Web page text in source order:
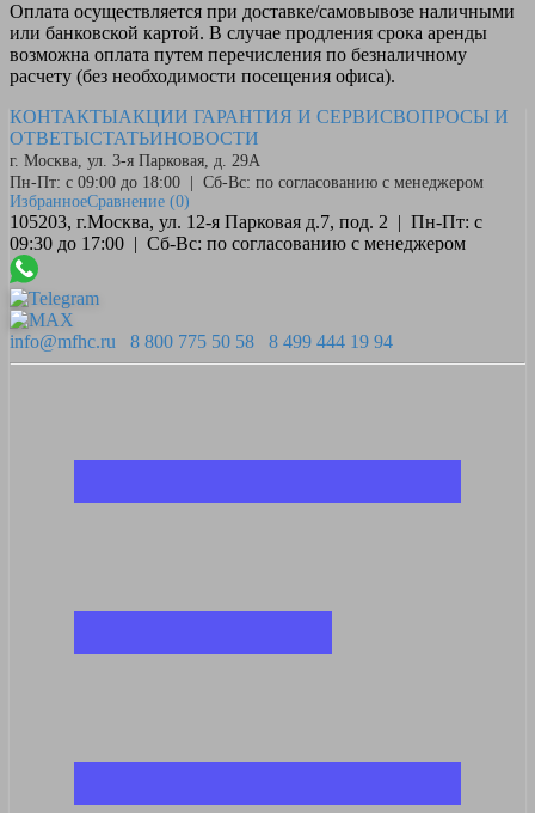
Оплата осуществляется при доставке/самовывозе наличными
или банковской картой. В случае продления срока аренды
возможна оплата путем перечисления по безналичному
расчету (без необходимости посещения офиса).
КОНТАКТЫАКЦИИ ГАРАНТИЯ И СЕРВИСВОПРОСЫ И
ОТВЕТЫСТАТЬИНОВОСТИ
г. Москва, ул. 3-я Парковая, д. 29А
Пн-Пт: с 09:00 до 18:00 | Сб-Вс: по согласованию с менеджером
ИзбранноеСравнение (0)
105203, г.Москва, ул. 12-я Парковая д.7, под. 2 | Пн-Пт: с
09:30 до 17:00 | Сб-Вс: по согласованию с менеджером
info@mfhc.ru 8 800 775 50 58 8 499 444 19 94